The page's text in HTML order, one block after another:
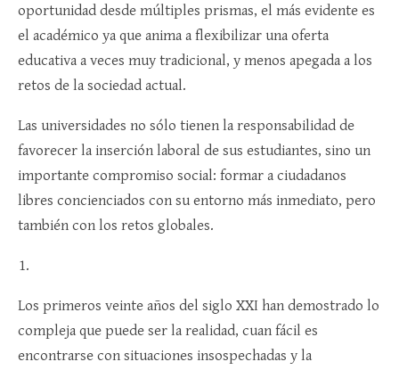
oportunidad desde múltiples prismas, el más evidente es
el académico ya que anima a flexibilizar una oferta
educativa a veces muy tradicional, y menos apegada a los
retos de la sociedad actual.
Las universidades no sólo tienen la responsabilidad de
favorecer la inserción laboral de sus estudiantes, sino un
importante compromiso social: formar a ciudadanos
libres concienciados con su entorno más inmediato, pero
también con los retos globales.
Los primeros veinte años del siglo XXI han demostrado lo
compleja que puede ser la realidad, cuan fácil es
encontrarse con situaciones insospechadas y la